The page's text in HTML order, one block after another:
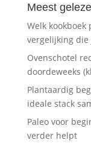
Meest
Welk kookboek
vergelijking
Ovenschotel
doordeweeks
Plantaardig
ideale stack
Paleo voor
verder helpt